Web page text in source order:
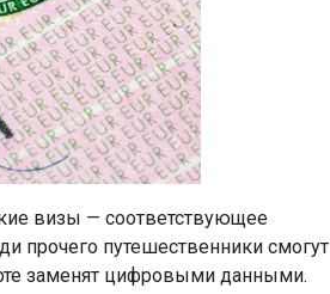
визы — соответствующее
прочего путешественники смогут
заменят цифровыми данными.